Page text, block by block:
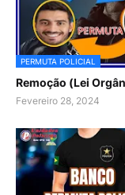
PERMUTA POLICIAL
Remoção (Lei
Fevereiro 28, 2024